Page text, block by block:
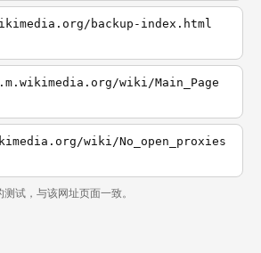
backup-index.html
wiki/Main_Page
wiki/No_open_proxies
试，与该网址页面一致。